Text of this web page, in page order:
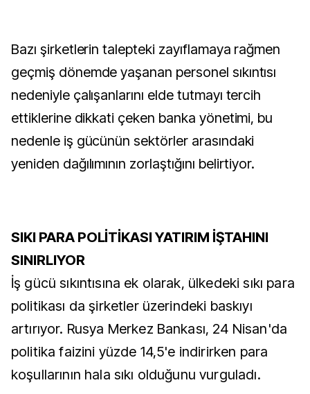
Bazı şirketlerin talepteki zayıflamaya rağmen
geçmiş dönemde yaşanan personel sıkıntısı
nedeniyle çalışanlarını elde tutmayı tercih
ettiklerine dikkati çeken banka yönetimi, bu
nedenle iş gücünün sektörler arasındaki
yeniden dağılımının zorlaştığını belirtiyor.
SIKI PARA POLİTİKASI YATIRIM İŞTAHINI
SINIRLIYOR
İş gücü sıkıntısına ek olarak, ülkedeki sıkı para
politikası da şirketler üzerindeki baskıyı
artırıyor. Rusya Merkez Bankası, 24 Nisan'da
politika faizini yüzde 14,5'e indirirken para
koşullarının hala sıkı olduğunu vurguladı.